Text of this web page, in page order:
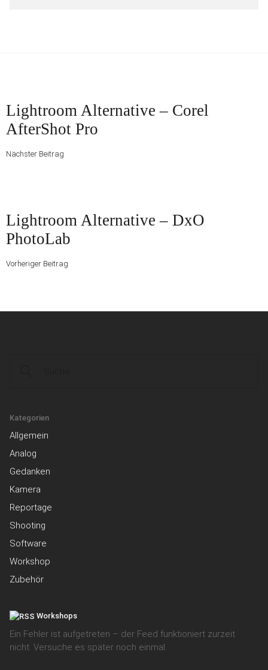
Nächster
Beitrag
Lightroom Alternative – Corel
AfterShot Pro
Nächster Beitrag
Vorheriger
Beitrag
Lightroom Alternative – DxO
PhotoLab
Vorheriger Beitrag
Kategorien
Allgemein
Analog
Gedanken
Kamera
Reportage
Shooting
Software
Workshop
Zubehör
Workshops
Ein Fehler ist aufgetreten – der Feed funktioniert zurzeit
nicht. Versuche es später noch einmal.